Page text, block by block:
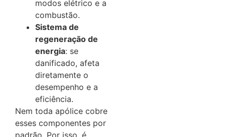
modos elétrico e a
combustão.
Sistema de
regeneração de
energia: se
danificado, afeta
diretamente o
desempenho e a
eficiência.
Nem toda apólice cobre
esses componentes por
padrão. Por isso, é